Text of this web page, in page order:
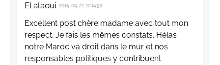
El alaoui 2019-09-22 22:14:58
Excellent post chère madame avec tout mon
respect. Je fais les mêmes constats. Hélas
notre Maroc va droit dans le mur et nos
responsables politiques y contribuent